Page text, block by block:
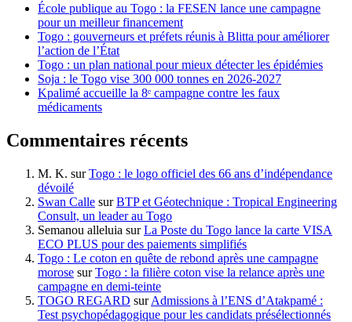
École publique au Togo : la FESEN lance une campagne
pour un meilleur financement
Togo : gouverneurs et préfets réunis à Blitta pour améliorer
l’action de l’État
Togo : un plan national pour mieux détecter les épidémies
Soja : le Togo vise 300 000 tonnes en 2026-2027
Kpalimé accueille la 8ᵉ campagne contre les faux
médicaments
Commentaires récents
M. K. surTogo : le logo officiel des 66 ans d’indépendance
dévoilé
Swan Calle surBTP et Géotechnique : Tropical Engineering
Consult, un leader au Togo
Semanou alleluia surLa Poste du Togo lance la carte VISA
ECO PLUS pour des paiements simplifiés
Togo : Le coton en quête de rebond après une campagne
morose surTogo : la filière coton vise la relance après une
campagne en demi-teinte
TOGO REGARD surAdmissions à l’ENS d’Atakpamé :
Test psychopédagogique pour les candidats présélectionnés